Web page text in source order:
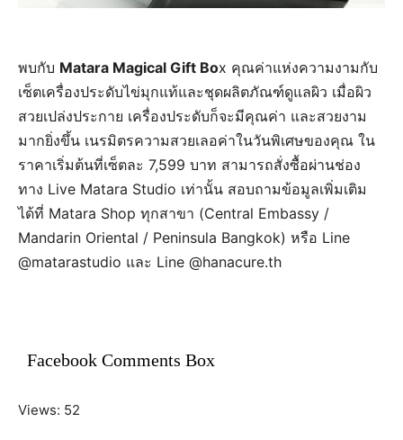
พบกับ Matara Magical Gift Box คุณค่าแห่งความงามกับ
เซ็ตเครื่องประดับไข่มุกแท้และชุดผลิตภัณฑ์ดูแลผิว เมื่อผิว
สวยเปล่งประกาย เครื่องประดับก็จะมีคุณค่า และสวยงาม
มากยิ่งขึ้น เนรมิตรความสวยเลอค่าในวันพิเศษของคุณ ใน
ราคาเริ่มต้นที่เซ็ตละ 7,599 บาท สามารถสั่งซื้อผ่านช่อง
ทาง Live Matara Studio เท่านั้น สอบถามข้อมูลเพิ่มเติม
ได้ที่ Matara Shop ทุกสาขา (Central Embassy /
Mandarin Oriental / Peninsula Bangkok) หรือ Line
@matarastudio และ Line @hanacure.th
Facebook Comments Box
Views: 52